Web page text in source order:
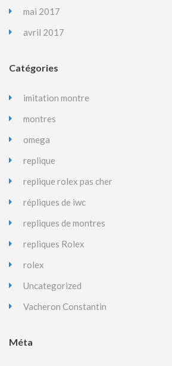
mai 2017
avril 2017
Catégories
imitation montre
montres
omega
replique
replique rolex pas cher
répliques de iwc
repliques de montres
repliques Rolex
rolex
Uncategorized
Vacheron Constantin
Méta